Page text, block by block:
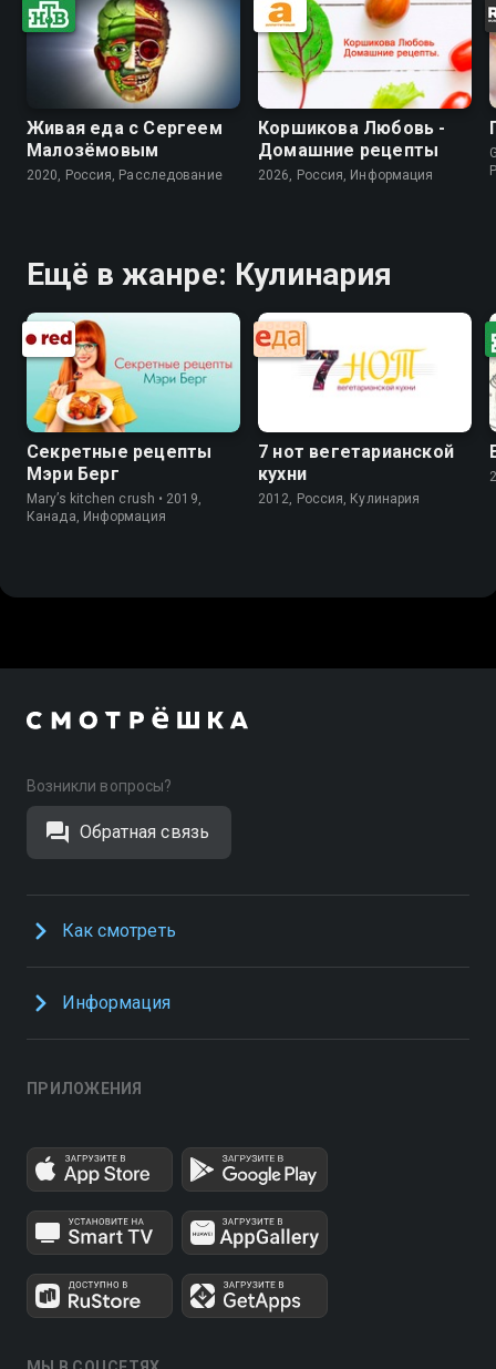
Живая еда с Сергеем
Малозёмовым
2020, Россия, Расследование
Коршикова Любовь -
Домашние рецепты
2026, Россия, Информация
Ещё в жанре: Кулинария
Секретные рецепты
Мэри Берг
Mary’s kitchen crush • 2019,
Канада, Информация
7 нот вегетарианской
кухни
2012, Россия, Кулинария
Возникли вопросы?
Обратная связь
Как смотреть
Информация
ПРИЛОЖЕНИЯ